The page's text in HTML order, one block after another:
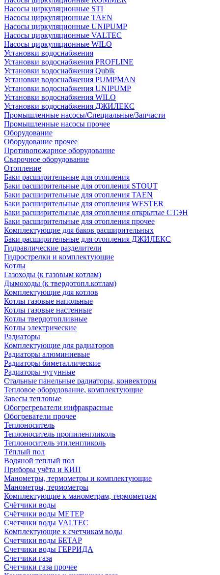
Насосы циркуляционные STI
Насосы циркуляционные TAEN
Насосы циркуляционные UNIPUMP
Насосы циркуляционные VALTEC
Насосы циркуляционные WILO
Установки водоснабжения
Установки водоснабжения PROFLINE
Установки водоснабжения Qubik
Установки водоснабжения PUMPMAN
Установки водоснабжения UNIPUMP
Установки водоснабжения WILO
Установки водоснабжения ДЖИЛЕКС
Промышленные насосы/Специальные/Запчасти
Промышленные насосы прочее
Оборудование
Оборудование прочее
Противопожарное оборудование
Сварочное оборудование
Отопление
Баки расширительные для отопления
Баки расширительные для отопления STOUT
Баки расширительные для отопления TAEN
Баки расширительные для отопления WESTER
Баки расширительные для отопления открытые СТЭН
Баки расширительные для отопления прочее
Комплектующие для баков расширительных
Баки расширительные для отопления ДЖИЛЕКС
Гидравлические разделители
Гидрострелки и комплектующие
Котлы
Газоходы (к газовым котлам)
Дымоходы (к твердотопл.котлам)
Комплектующие для котлов
Котлы газовые напольные
Котлы газовые настенные
Котлы твердотопливные
Котлы электрические
Радиаторы
Комплектующие для радиаторов
Радиаторы алюминиевые
Радиаторы биметаллические
Радиаторы чугунные
Стальные панельные радиаторы, конвекторы
Тепловое оборудование, комплектующие
Завесы тепловые
Обогрегреватели инфракрасные
Обогреватели прочее
Теплоноситель
Теплоноситель пропиленгликоль
Теплоноситель этиленгликоль
Тёплый пол
Водяной теплый пол
Приборы учёта и КИП
Манометры, термометры и комплектующие
Манометры, термометры
Комплектующие к манометрам, термометрам
Счётчики воды
Счётчики воды МЕТЕР
Счетчики воды VALTEC
Комплектующие к счетчикам воды
Счетчики воды БЕТАР
Счетчики воды ГЕРРИДА
Счетчики газа
Счетчики газа прочее